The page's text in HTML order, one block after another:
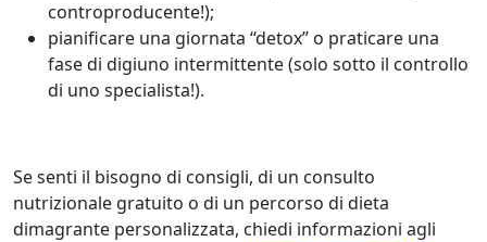
controproducente!);
pianificare una giornata “detox” o praticare una
fase di digiuno intermittente (solo sotto il controllo
di uno specialista!).
Se senti il bisogno di consigli, di un consulto
nutrizionale gratuito o di un percorso di dieta
dimagrante personalizzata, chiedi informazioni agli